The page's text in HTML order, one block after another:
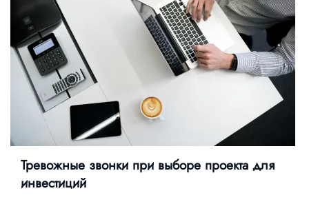
Тревожные звонки при выборе проекта для
инвестиций